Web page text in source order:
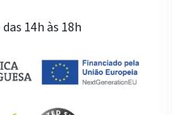
14h às 18h